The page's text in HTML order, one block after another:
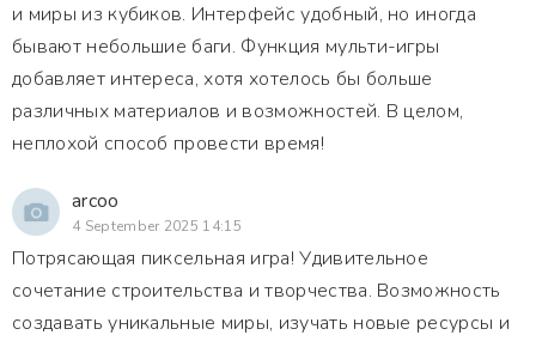
и миры из кубиков. Интерфейс удобный, но иногда
бывают небольшие баги. Функция мульти-игры
добавляет интереса, хотя хотелось бы больше
различных материалов и возможностей. В целом,
неплохой способ провести время!
arcoo
4 September 2025 14:15
Потрясающая пиксельная игра! Удивительное
сочетание строительства и творчества. Возможность
создавать уникальные миры, изучать новые ресурсы и